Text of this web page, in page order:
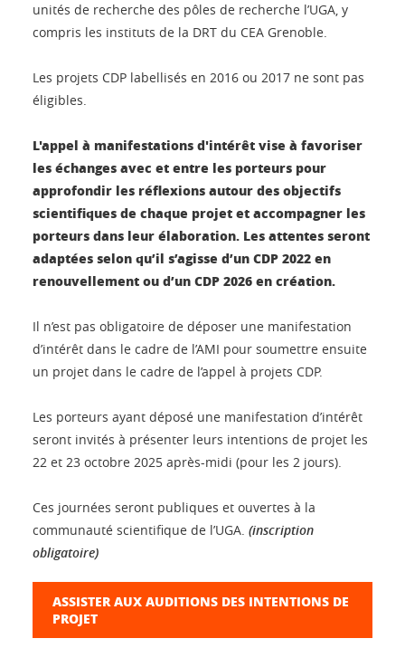
unités de recherche des pôles de recherche l’UGA, y
compris les instituts de la DRT du CEA Grenoble.
Les projets CDP labellisés en 2016 ou 2017 ne sont pas
éligibles.
L'appel à manifestations d'intérêt vise à favoriser
les échanges avec et entre les porteurs pour
approfondir les réflexions autour des objectifs
scientifiques de chaque projet et accompagner les
porteurs dans leur élaboration. Les attentes seront
adaptées selon qu’il s’agisse d’un CDP 2022 en
renouvellement ou d’un CDP 2026 en création.
Il n’est pas obligatoire de déposer une manifestation
d’intérêt dans le cadre de l’AMI pour soumettre ensuite
un projet dans le cadre de l’appel à projets CDP.
Les porteurs ayant déposé une manifestation d’intérêt
seront invités à présenter leurs intentions de projet les
22 et 23 octobre 2025 après-midi (pour les 2 jours).
Ces journées seront publiques et ouvertes à la
communauté scientifique de l’UGA. (inscription
obligatoire)
ASSISTER AUX AUDITIONS DES INTENTIONS DE
PROJET